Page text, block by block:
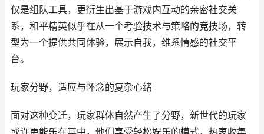
仅是组队工具，更衍生出基于游戏内互动的亲密社交关
系，和平精英似乎在从一个考验技术与策略的竞技场，转
型为一个提供共同体验，展示自我，维系情感的社交平
台。
玩家分野，适应与怀念的复杂心绪
面对这种变迁，玩家群体自然产生了分野，新世代的玩家